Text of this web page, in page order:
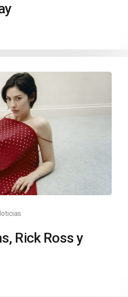
Rick Ross y